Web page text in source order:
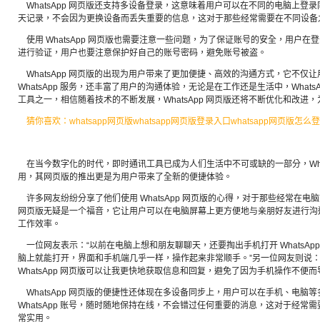
WhatsApp 网页版还支持多设备登录，这意味着用户可以在不同的电脑上登
天记录，不会因为更换设备而丢失重要的信息，这对于那些经常需要在不同设
使用 WhatsApp 网页版也需要注意一些问题，为了保证账号的安全，用户在
进行验证，用户也要注意保护好自己的账号密码，避免账号被盗。
WhatsApp 网页版的出现为用户带来了更加便捷、高效的沟通方式，它不仅
WhatsApp 服务，还丰富了用户的沟通体验，无论是在工作还是生活中，
工具之一，相信随着技术的不断发展，WhatsApp 网页版还将不断优化和改进
猜你喜欢：whatsapp网页版whatsapp网页版登录入口whatsapp网页版怎么
在当今数字化的时代，即时通讯工具已成为人们生活中不可或缺的一部分，
用，其网页版的推出更是为用户带来了全新的便捷体验。
许多网友纷纷分享了他们使用 WhatsApp 网页版的心得，对于那些经常在电
网页版无疑是一个福音，它让用户可以在电脑屏幕上更方便地与亲朋好友进行
工作效率。
一位网友表示：“以前在电脑上想和朋友聊聊天，还要掏出手机打开
脑上就能打开，界面和手机端几乎一样，操作起来非常顺手。”另一位网友则说
WhatsApp 网页版可以让我更快地获取信息和回复，避免了因为手机操作不便而
WhatsApp 网页版的便捷性还体现在多设备同步上，用户可以在手机、电脑
WhatsApp 账号，随时随地保持在线，不会错过任何重要的消息，这对于经常
常实用。